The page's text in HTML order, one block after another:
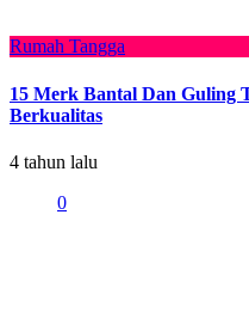
Rumah Tangga
15 Merk Bantal Dan Guling
Berkualitas
4 tahun lalu
0